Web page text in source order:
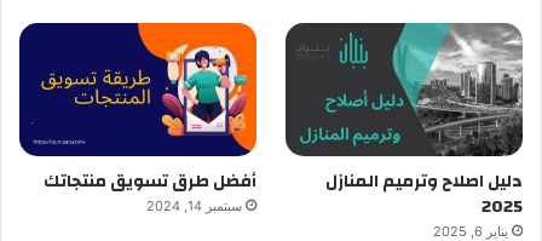
دليل اصلاح وترميم المنازل
2025
يناير 6, 2025
أفضل طرق تسويق منتجاتك
سبتمبر 14, 2024